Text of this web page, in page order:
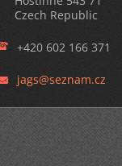
Czech Republic
+420 602 166 371
jags@seznam.cz